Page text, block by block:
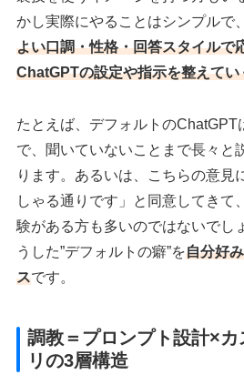
かし実際にやることはシンプルで
よい口調・性格・回答スタイルで
ChatGPTの設定や指示を整えてい
たとえば、デフォルトのChatGPT
で、聞いていないことまで長々と
ります。あるいは、こちらの意見
しゃる通りです」と同意してきて
験がある方も多いのではないでし
うした”デフォルトの癖”を自分好
スです。
調教＝プロンプト設計×
リの3層構造